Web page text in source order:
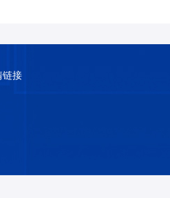
链接